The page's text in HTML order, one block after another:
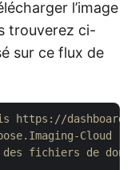
l’image
trouverez ci-
sur ce flux de
https://
Cloud
fichiers de